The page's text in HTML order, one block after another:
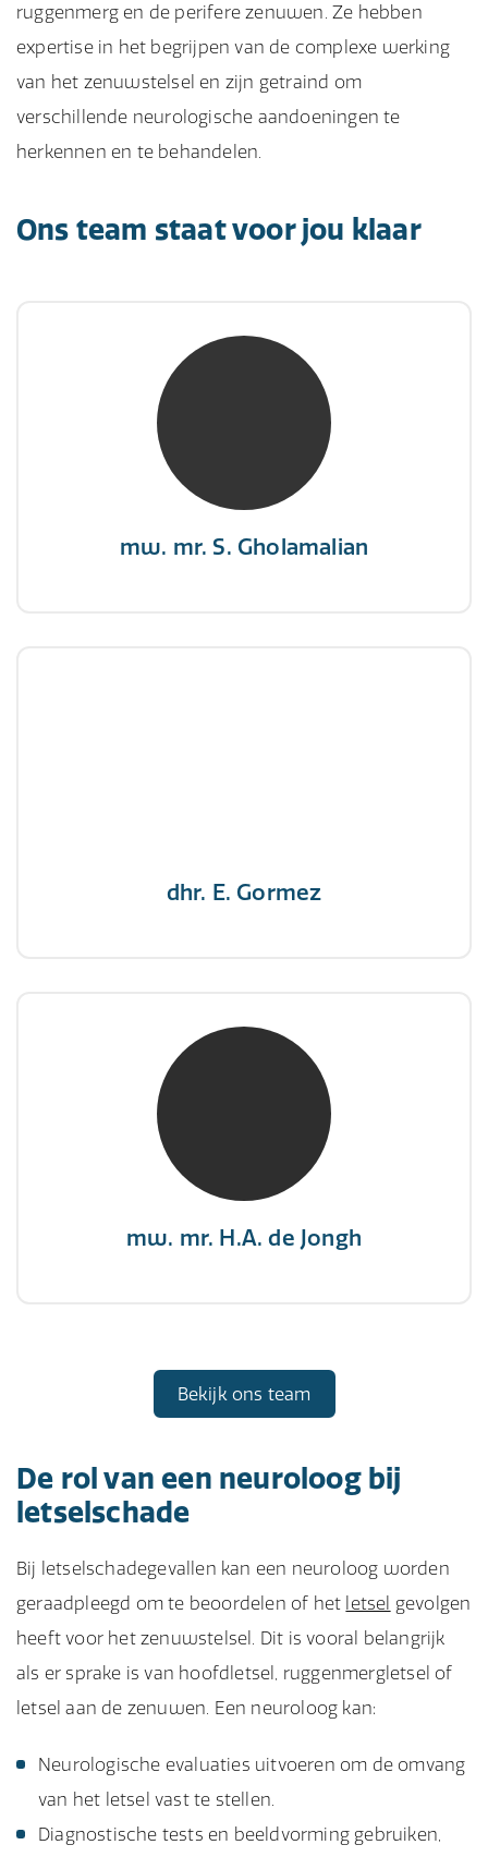
ruggenmerg en de perifere zenuwen. Ze hebben
expertise in het begrijpen van de complexe werking
van het zenuwstelsel en zijn getraind om
verschillende neurologische aandoeningen te
herkennen en te behandelen.
Ons team staat voor jou klaar
mw. mr. S. Gholamalian
mw. mr. S. Gholamalian
NIVRE Register-Expert
“Als je de richting van de wind niet kunt
veranderen, verander dan de stand van je
dhr. E. Gormez
mw. mr. H.A. de Jongh
mw. mr. H.A. de Jongh
NIVRE Register-Expert
"There is no elevator to succes, you need to
Bekijk ons team
De rol van een neuroloog bij
letselschade
Bij letselschadegevallen kan een neuroloog worden
geraadpleegd om te beoordelen of het letsel gevolgen
heeft voor het zenuwstelsel. Dit is vooral belangrijk
als er sprake is van hoofdletsel, ruggenmergletsel of
letsel aan de zenuwen. Een neuroloog kan:
Neurologische evaluaties uitvoeren om de omvang
van het letsel vast te stellen.
Diagnostische tests en beeldvorming gebruiken,